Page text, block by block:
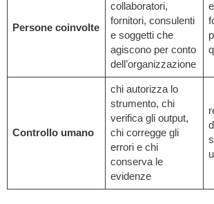
Persone coinvolte
collaboratori,
fornitori, consulenti
e soggetti che
agiscono per conto
dell’organizzazione
Controllo umano
chi autorizza lo
strumento, chi
verifica gli output,
chi corregge gli
errori e chi
conserva le
evidenze